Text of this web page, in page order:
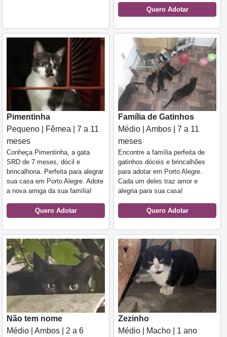
Quero Adotar
Pimentinha
Pequeno | Fêmea | 7 a 11
meses
Conheça Pimentinha, a gata
SRD de 7 meses, dócil e
brincalhona. Perfeita para alegrar
sua casa em Porto Alegre. Adote
a nova amiga da sua família!
Quero Adotar
Família de Gatinhos
Médio | Ambos | 7 a 11
meses
Encontre a família perfeita de
gatinhos dóceis e brincalhões
para adotar em Porto Alegre.
Cada um deles traz amor e
alegria para sua casa!
Quero Adotar
Não tem nome
Médio | Ambos | 2 a 6
Zezinho
Médio | Macho | 1 ano